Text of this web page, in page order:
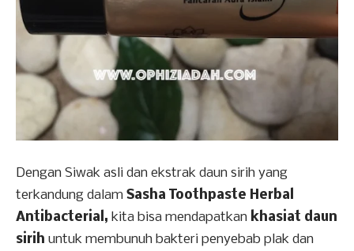
Dengan Siwak asli dan ekstrak daun sirih yang
terkandung dalam Sasha Toothpaste Herbal
Antibacterial, kita bisa mendapatkan khasiat daun
sirih untuk membunuh bakteri penyebab plak dan